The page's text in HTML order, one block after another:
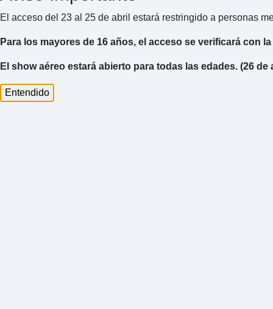
El acceso del 23 al 25 de abril estará restringido a personas
Para los mayores de 16 años, el acceso se verificará con
El show aéreo estará abierto para todas las edades. (26 de
Entendido